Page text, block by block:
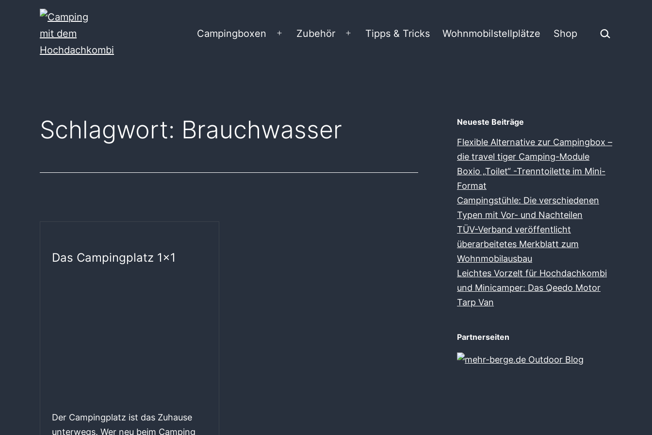
springen
Campingboxen
MenüZubehör
MenüTipps & Tricks Wohnmobilstellplätze Shop Suchen …
Schlagwort: Brauchwasser
Das Campingplatz 1×1
Der Campingplatz ist das Zuhause
unterwegs. Wer neu beim Camping
Neueste Beiträge
Flexible Alternative zur Campingbox –
die travel tiger Camping-Module
Boxio „Toilet“ -Trenntoilette im Mini-
Format
Campingstühle: Die verschiedenen
Typen mit Vor- und Nachteilen
TÜV-Verband veröffentlicht
überarbeitetes Merkblatt zum
Wohnmobilausbau
Leichtes Vorzelt für Hochdachkombi
und Minicamper: Das Qeedo Motor
Tarp Van
Partnerseiten